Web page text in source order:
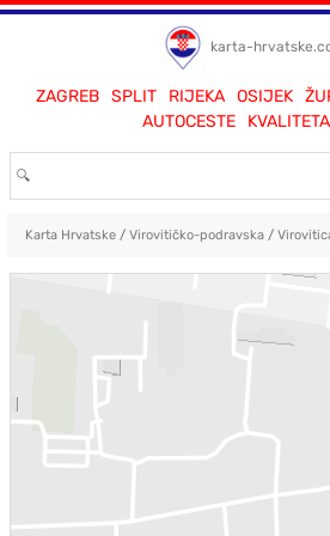
karta-
ZAGREB SPLIT RIJEKA OSIJEK
AUTOCESTE
Karta Hrvatske/ Virovitičko-podravska/